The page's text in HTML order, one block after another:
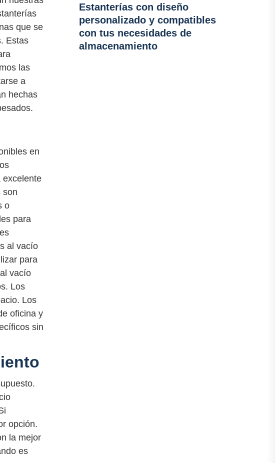
que se
Estas
las
a
hechas
en
excelente
son
o
para
al vacío
para
vacío
Los
Los
oficina y
sin
opción.
la mejor
es
Estanterías con diseño
personalizado y compatibles
con tus necesidades de
almacenamiento